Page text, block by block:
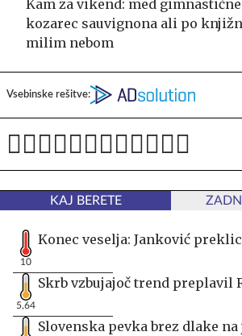
Kam za vikend: med gimnastične
kozarec sauvignona ali po
milim nebom
Vsebinske rešitve:
KAJ BERETE
10
Konec veselja: Janković
5,64
Skrb vzbujajoč trend preplavil
Slovenska pevka brez dlake na